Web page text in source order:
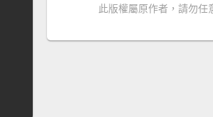
此版權屬原作者，請勿任